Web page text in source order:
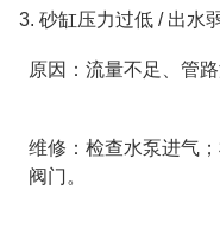
3. 砂缸压力过低 / 出水
原因：流量不足、管
维修：检查水泵进气
阀门。